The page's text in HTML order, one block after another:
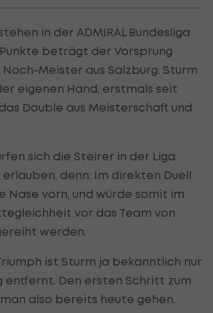
in der ADMIRAL Bundesliga
beträgt der Vorsprung
Meister aus Salzburg. Sturm
eigenen Hand, erstmals seit
Double aus Meisterschaft und
sich die Steirer in der Liga
denn: Im direkten Duell
Nase vorn, und würde somit im
vor das Team von
werden.
ist Sturm ja bekanntlich nur
entfernt. Den ersten Schritt zum
also bereits heute gehen.